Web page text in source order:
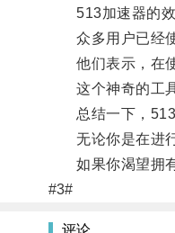
513加速器的效
众多用户已经使
他们表示，在使
这个神奇的工具
总结一下，513
无论你是在进行
如果你渴望拥有
#3#
评论